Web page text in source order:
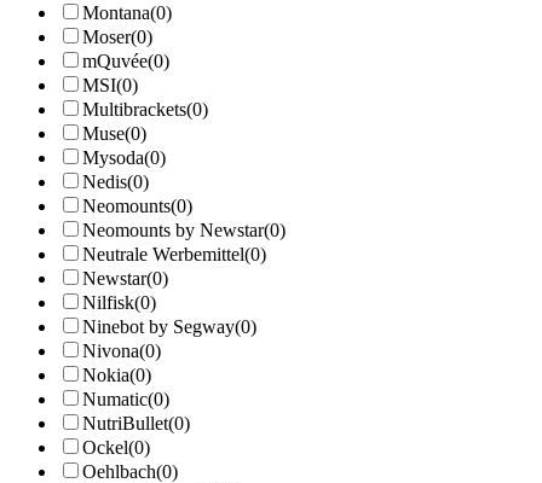
Montana(0)
Moser(0)
mQuvée(0)
MSI(0)
Multibrackets(0)
Muse(0)
Mysoda(0)
Nedis(0)
Neomounts(0)
Neomounts by Newstar(0)
Neutrale Werbemittel(0)
Newstar(0)
Nilfisk(0)
Ninebot by Segway(0)
Nivona(0)
Nokia(0)
Numatic(0)
NutriBullet(0)
Ockel(0)
Oehlbach(0)